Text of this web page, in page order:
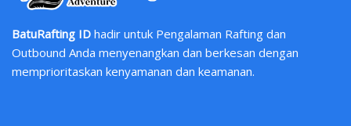
BatuRafting ID hadir untuk Pengalaman Rafting dan
Outbound Anda menyenangkan dan berkesan dengan
memprioritaskan kenyamanan dan keamanan.